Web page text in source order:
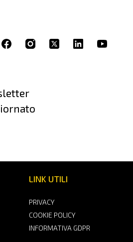
LINK UTILI
PRIVACY
COOKIE POLICY
INFORMATIVA GDPR